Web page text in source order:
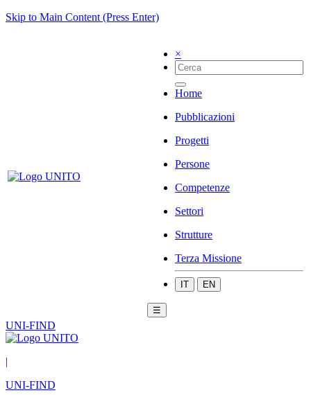
Skip to Main Content (Press Enter)
×
Home
Pubblicazioni
Progetti
Persone
Competenze
Settori
Strutture
Terza Missione
IT EN
☰
UNI-FIND
|
UNI-FIND